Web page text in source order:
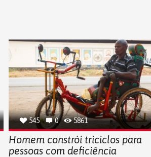
545 0 5861
Homem constrói triciclos para
pessoas com deficiência